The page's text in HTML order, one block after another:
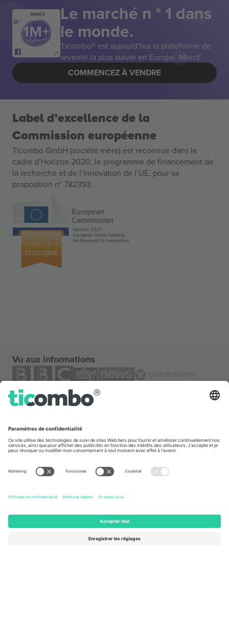
MERCI! Le marché n ° 1 dans
le monde.
Ticombo® est aujourd’hui la plateforme de
revente la plus suivie en Europe. Merci!
COMMENCEZ À VENDRE
Label d’excellence de la
Commission européenne
Ticombo GmbH (société mère) est reconnue dans le
cadre d’Horizon 2020, le programme de financement de
la recherche et de l’innovation de l’UE, pour sa
proposition n° 782393.
Vu aux informations
TixProtect
Programme d'affiliation
Comment ça marche
Centre d'information sur la Coupe
Nous contacter